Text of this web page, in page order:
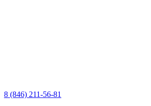
8 (846) 211-56-81